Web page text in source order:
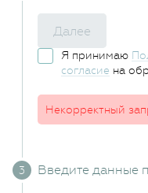
Далее
Я принимаю
согласие на
Некорректный
Введите данные